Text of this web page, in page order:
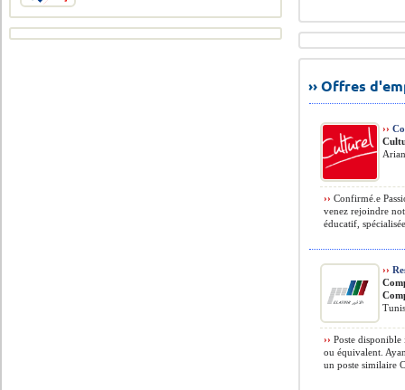
›› Offres
››
›› Confirmé.e
venez rejoindre
éducatif,
››
›› Poste
ou équivalent.
un poste similaire